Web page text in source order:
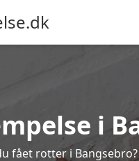
i
fået rotter i